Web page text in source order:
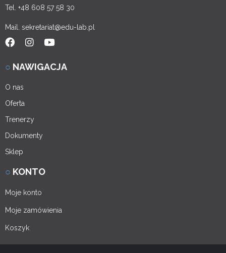
Tel. +48 608 57 58 30
Mail. sekretariat@edu-lab.pl
○ NAWIGACJA
O nas
Oferta
Trenerzy
Dokumenty
Sklep
○ KONTO
Moje konto
Moje zamówienia
Koszyk